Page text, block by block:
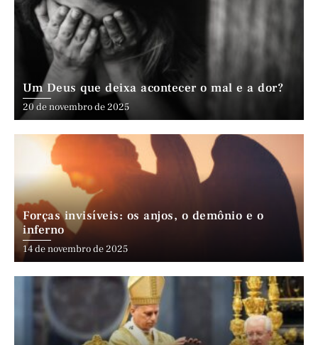
Um Deus que deixa acontecer o mal e a dor?
20 de novembro de 2025
Forças invisíveis: os anjos, o demônio e o
inferno
14 de novembro de 2025